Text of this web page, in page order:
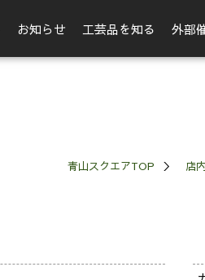
お知らせ 工芸品を知る 外部
青山スクエアTOP 店